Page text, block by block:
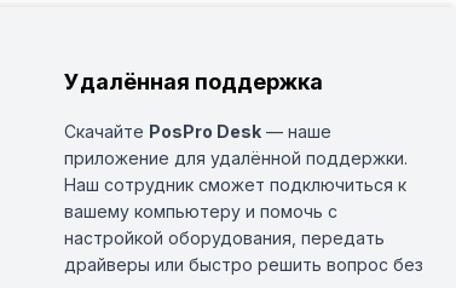
Удалённая поддержка
Скачайте PosPro Desk — наше
приложение для удалённой поддержки.
Наш сотрудник сможет подключиться к
вашему компьютеру и помочь с
настройкой оборудования, передать
драйверы или быстро решить вопрос без